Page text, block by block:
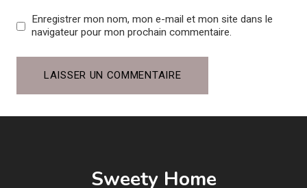
Enregistrer mon nom, mon e-mail et mon site dans le
navigateur pour mon prochain commentaire.
Sweety Home